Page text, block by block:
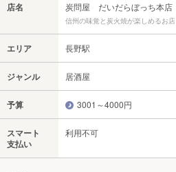
店名 炭問屋 だいだらぼっち本店
信州の味覚と炭火焼が楽しめるお店
エリア 長野駅
ジャンル 居酒屋
予算 3001～4000円
スマート
支払い
利用不可